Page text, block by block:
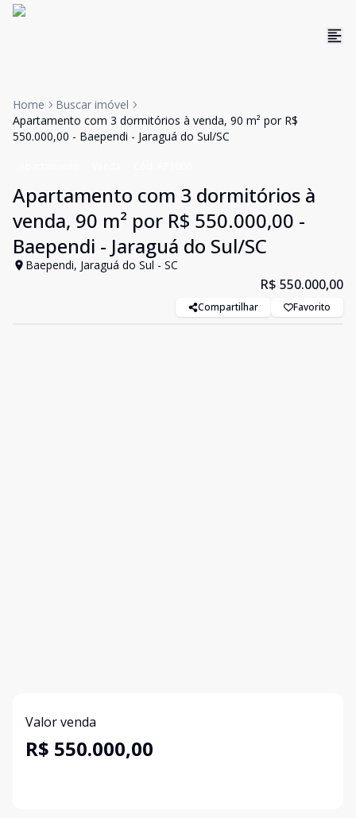
Home
Buscar imóvel
Apartamento com 3 dormitórios à venda, 90 m² por R$
550.000,00 - Baependi - Jaraguá do Sul/SC
Apartamento com 3 dormitórios à
venda, 90 m² por R$ 550.000,00 -
Baependi - Jaraguá do Sul/SC
Baependi, Jaraguá do Sul - SC
R$ 550.000,00
Compartilhar Favorito
Valor venda
R$ 550.000,00